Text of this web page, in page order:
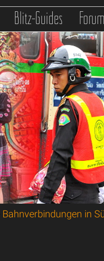
Blitz-Guides Forum
Bahnverbindungen in